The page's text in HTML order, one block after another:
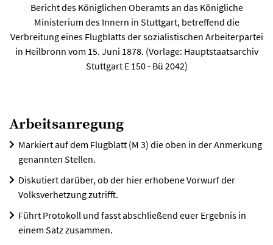
Bericht des Königlichen Oberamts an das Königliche
Ministerium des Innern in Stuttgart, betreffend die
Verbreitung eines Flugblatts der sozialistischen Arbeiterpartei
in Heilbronn vom 15. Juni 1878. (Vorlage: Hauptstaatsarchiv
Stuttgart E 150 - Bü 2042)
Arbeitsanregung
Markiert auf dem Flugblatt (M 3) die oben in der Anmerkung
genannten Stellen.
Diskutiert darüber, ob der hier erhobene Vorwurf der
Volksverhetzung zutrifft.
Führt Protokoll und fasst abschließend euer Ergebnis in
einem Satz zusammen.